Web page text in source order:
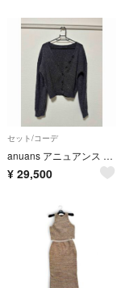
セット/コーデ
anuans アニュアンス メランジヤーンニットセットアップ GREY
¥ 29,500